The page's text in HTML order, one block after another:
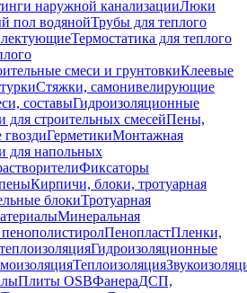
наружной канализацииЛюки
пол водянойТрубы для теплого
Термостатика для теплого
смеси и грунтовкиКлеевые
Стяжки, самонивелирующие
составыГидроизоляционные
для строительных смесейПены,
ГерметикиМонтажная
для напольных
Фиксаторы
Кирпичи, блоки, тротуарная
блокиТротуарная
Минеральная
ПенопластПленки,
Гидроизоляционные
Теплоизоляция
Плиты OSBФанераДСП,